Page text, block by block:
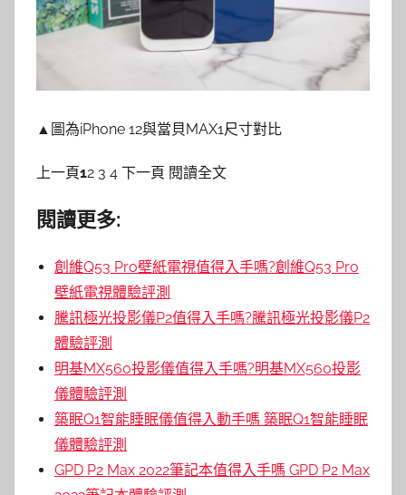
▲圖為iPhone 12與當貝MAX1尺寸對比
上一頁12 3 4 下一頁 閱讀全文
閱讀更多:
創維Q53 Pro壁紙電視值得入手嗎?創維Q53 Pro
壁紙電視體驗評測
騰訊極光投影儀P2值得入手嗎?騰訊極光投影儀P2
體驗評測
明基MX560投影儀值得入手嗎?明基MX560投影
儀體驗評測
築眠Q1智能睡眠儀值得入動手嗎 築眠Q1智能睡眠
儀體驗評測
GPD P2 Max 2022筆記本值得入手嗎 GPD P2 Max